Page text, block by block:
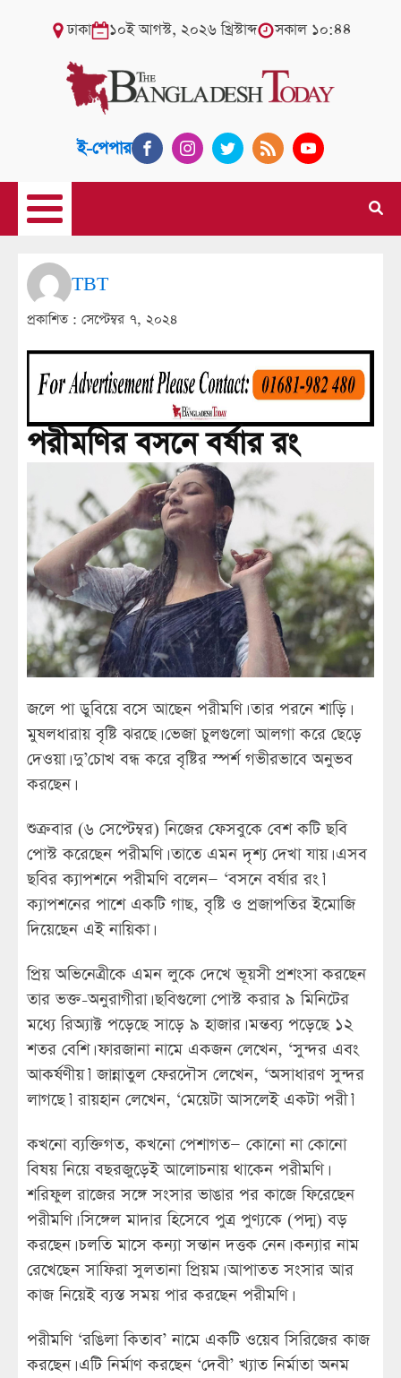
ঢাকা ১০ই আগস্ট, ২০২৬ খ্রিস্টাব্দ সকাল ১০:৪৪
ই-পেপার
TBT
প্রকাশিত : সেপ্টেম্বর ৭, ২০২৪
পরীমণির বসনে বর্ষার রং
জলে পা ডুবিয়ে বসে আছেন পরীমণি। তার পরনে শাড়ি।
মুষলধারায় বৃষ্টি ঝরছে। ভেজা চুলগুলো আলগা করে ছেড়ে
দেওয়া। দু’চোখ বন্ধ করে বৃষ্টির স্পর্শ গভীরভাবে অনুভব
করছেন।
শুক্রবার (৬ সেপ্টেম্বর) নিজের ফেসবুকে বেশ কটি ছবি
পোস্ট করেছেন পরীমণি। তাতে এমন দৃশ্য দেখা যায়। এসব
ছবির ক্যাপশনে পরীমণি বলেন— ‘বসনে বর্ষার রং।’
ক্যাপশনের পাশে একটি গাছ, বৃষ্টি ও প্রজাপতির ইমোজি
দিয়েছেন এই নায়িকা।
প্রিয় অভিনেত্রীকে এমন লুকে দেখে ভূয়সী প্রশংসা করছেন
তার ভক্ত-অনুরাগীরা। ছবিগুলো পোস্ট করার ৯ মিনিটের
মধ্যে রিঅ্যাক্ট পড়েছে সাড়ে ৯ হাজার। মন্তব্য পড়েছে ১২
শতর বেশি। ফারজানা নামে একজন লেখেন, ‘সুন্দর এবং
আকর্ষণীয়।’ জান্নাতুল ফেরদৌস লেখেন, ‘অসাধারণ সুন্দর
লাগছে।’ রায়হান লেখেন, ‘মেয়েটা আসলেই একটা পরী।’
কখনো ব্যক্তিগত, কখনো পেশাগত— কোনো না কোনো
বিষয় নিয়ে বছরজুড়েই আলোচনায় থাকেন পরীমণি।
শরিফুল রাজের সঙ্গে সংসার ভাঙার পর কাজে ফিরেছেন
পরীমণি। সিঙ্গেল মাদার হিসেবে পুত্র পুণ্যকে (পদ্ম) বড়
করছেন। চলতি মাসে কন্যা সন্তান দত্তক নেন। কন্যার নাম
রেখেছেন সাফিরা সুলতানা প্রিয়ম। আপাতত সংসার আর
কাজ নিয়েই ব্যস্ত সময় পার করছেন পরীমণি।
পরীমণি ‘রঙিলা কিতাব’ নামে একটি ওয়েব সিরিজের কাজ
করছেন। এটি নির্মাণ করছেন ‘দেবী’ খ্যাত নির্মাতা অনম